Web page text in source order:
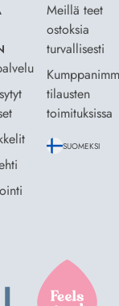
Meillä teet
ostoksia
turvallisesti
tilausten
toimituksissa
SUOMEKSI